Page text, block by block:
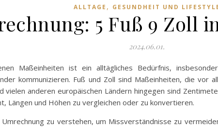
ALLTAGE , GESUNDHEIT UND
5 Fuß 9 Zoll
2024.06.01.
Maßeinheiten ist ein alltägliches Bedürfnis,
kommunizieren. Fuß und Zoll sind Maßeinheiten, die vor
vielen anderen europäischen Ländern hingegen sind
Längen und Höhen zu vergleichen oder zu konvertieren.
zu verstehen, um Missverständnisse zu